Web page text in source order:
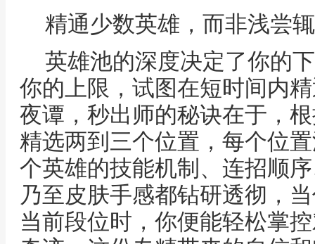
精通少数英雄，而非浅尝
英雄池的深度决定了你的
你的上限，试图在短时间内
夜谭，秒出师的秘诀在于，
精选两到三个位置，每个位
个英雄的技能机制、连招顺
乃至皮肤手感都钻研透彻，
当前段位时，你便能轻松掌